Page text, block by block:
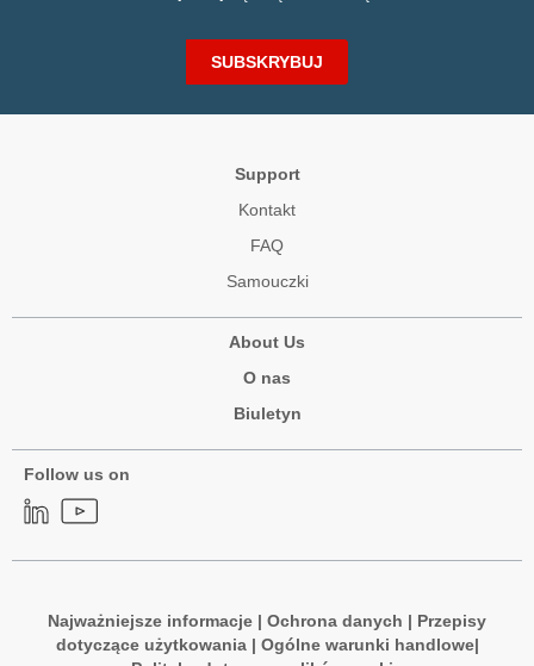
SUBSKRYBUJ
Support
Kontakt
FAQ
Samouczki
About Us
O nas
Biuletyn
Follow us on
Najważniejsze informacje | Ochrona danych | Przepisy
dotyczące użytkowania| Ogólne warunki handlowe|